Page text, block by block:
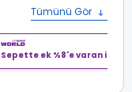
Tümünü Gör
Sepette ek %8'e varan